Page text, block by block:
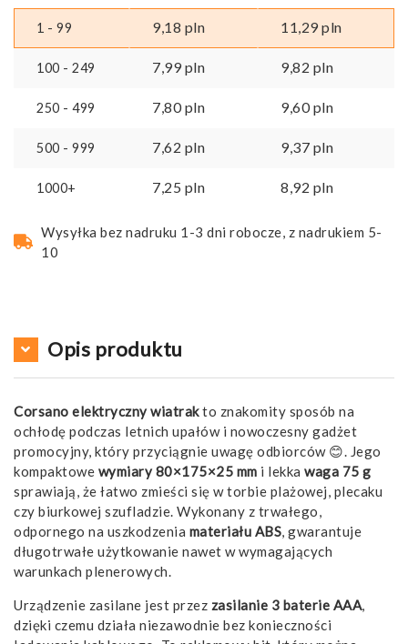
1 - 99 9,18 pln 11,29pln
100 - 249 7,99pln 9,82 pln
250 - 499 7,80pln 9,60pln
500 - 999 7,62 pln 9,37 pln
1000+ 7,25 pln 8,92 pln
Wysyłka bez nadruku 1-3 dni robocze, z nadrukiem 5-
10
Opis produktu
Corsano elektryczny wiatrakto znakomity sposób na
ochłodę podczas letnich upałów i nowoczesny gadżet
promocyjny, który przyciągnie uwagę odbiorców 😊. Jego
kompaktowe wymiary 80×175×25 mm i lekka waga 75 g
sprawiają, że łatwo zmieści się w torbie plażowej, plecaku
czy biurkowej szufladzie. Wykonany z trwałego,
odpornego na uszkodzenia materiału ABS, gwarantuje
długotrwałe użytkowanie nawet w wymagających
warunkach plenerowych.
Urządzenie zasilane jest przez zasilanie 3 baterie AAA,
dzięki czemu działa niezawodnie bez konieczności